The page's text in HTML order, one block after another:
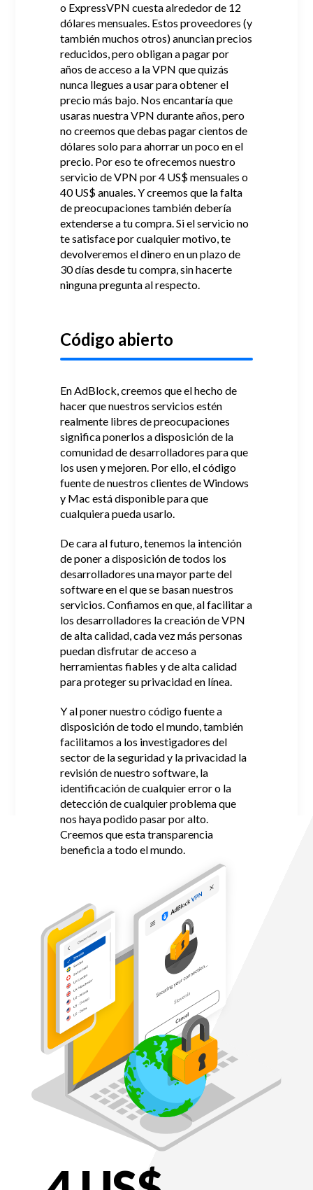
o ExpressVPN cuesta alrededor de 12
dólares mensuales. Estos proveedores (y
también muchos otros) anuncian precios
reducidos, pero obligan a pagar por
años de acceso a la VPN que quizás
nunca llegues a usar para obtener el
precio más bajo. Nos encantaría que
usaras nuestra VPN durante años, pero
no creemos que debas pagar cientos de
dólares solo para ahorrar un poco en el
precio. Por eso te ofrecemos nuestro
servicio de VPN por 4 US$ mensuales o
40 US$ anuales.Y creemos que la falta
de preocupaciones también debería
extenderse a tu compra.Si el servicio no
te satisface por cualquier motivo, te
devolveremos el dinero en un plazo de
30 días desde tu compra, sin hacerte
ninguna pregunta al respecto.
Código abierto
En AdBlock, creemos que el hecho de
hacer que nuestros servicios estén
realmente libres de preocupaciones
significa ponerlos a disposición de la
comunidad de desarrolladores para que
los usen y mejoren. Por ello, el código
fuente de nuestros clientes de Windows
y Mac está disponible para que
cualquiera pueda usarlo.
De cara al futuro, tenemos la intención
de poner a disposición de todos los
desarrolladores una mayor parte del
software en el que se basan nuestros
servicios.Confiamos en que, al facilitar a
los desarrolladores la creación de VPN
de alta calidad, cada vez más personas
puedan disfrutar de acceso a
herramientas fiables y de alta calidad
para proteger su privacidad en línea.
Y al poner nuestro código fuente a
disposición de todo el mundo, también
facilitamos a los investigadores del
sector de la seguridad y la privacidad la
revisión de nuestro software, la
identificación de cualquier error o la
detección de cualquier problema que
nos haya podido pasar por alto.
Creemos que esta transparencia
beneficia a todo el mundo.